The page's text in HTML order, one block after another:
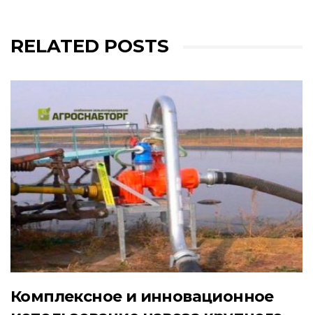
RELATED POSTS
Комплексное и инновационное